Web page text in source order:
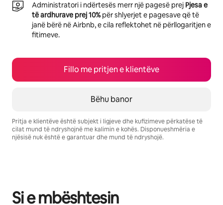
Administratori i ndërtesës merr një pagesë prej Pjesa e
të ardhurave prej 10%për shlyerjet e pagesave që të
janë bërë në Airbnb, e cila reflektohet në përllogaritjen e
fitimeve.
Fillo me pritjen e klientëve
Bëhu banor
Pritja e klientëve është subjekt i ligjeve dhe kufizimeve përkatëse të
cilat mund të ndryshojnë me kalimin e kohës. Disponueshmëria e
njësisë nuk është e garantuar dhe mund të ndryshojë.
Si e mbështesin